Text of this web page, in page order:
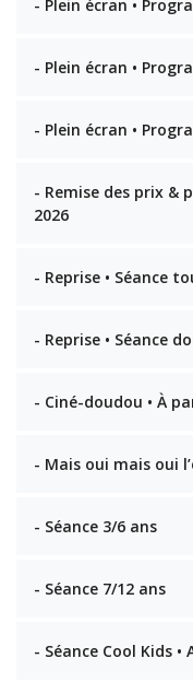
- Plein écran •
- Plein écran •
- Plein écran •
- Remise des prix &
2026
- Reprise • Séance
- Reprise • Séance
- Ciné-doudou • À
- Mais oui mais oui
- Séance 3/6 ans
- Séance 7/12 ans
- Séance Cool Kids